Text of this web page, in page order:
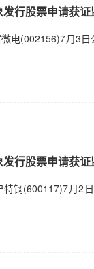
行股票申请获
电(002156)7月3
行股票申请获
钢(600117)7月2